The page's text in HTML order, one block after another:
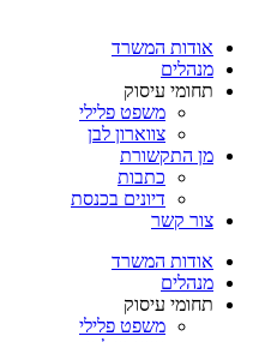
אודות המשרד
מנהלים
תחומי עיסוק
משפט פלילי
צווארון לבן
מן התקשורת
כתבות
דיונים בכנסת
צור קשר
אודות המשרד
מנהלים
תחומי עיסוק
משפט פלילי